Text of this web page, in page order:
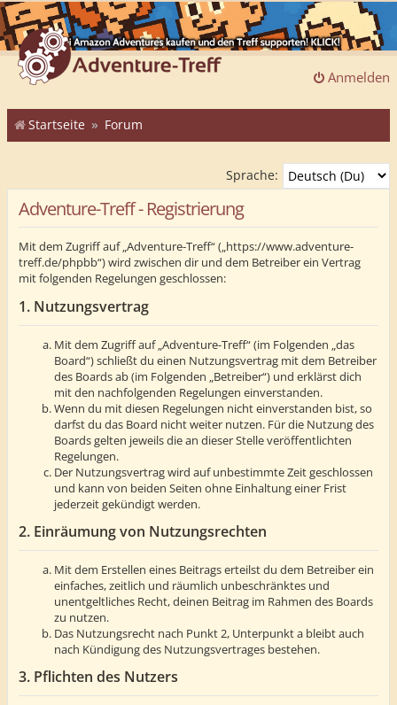
Anmelden
Startseite Forum
Sprache:
Adventure-Treff - Registrierung
Mit dem Zugriff auf „Adventure-Treff“ („https://www.adventure-
treff.de/phpbb“) wird zwischen dir und dem Betreiber ein Vertrag
mit folgenden Regelungen geschlossen:
1. Nutzungsvertrag
Mit dem Zugriff auf „Adventure-Treff“ (im Folgenden „das
Board“) schließt du einen Nutzungsvertrag mit dem Betreiber
des Boards ab (im Folgenden „Betreiber“) und erklärst dich
mit den nachfolgenden Regelungen einverstanden.
Wenn du mit diesen Regelungen nicht einverstanden bist, so
darfst du das Board nicht weiter nutzen. Für die Nutzung des
Boards gelten jeweils die an dieser Stelle veröffentlichten
Regelungen.
Der Nutzungsvertrag wird auf unbestimmte Zeit geschlossen
und kann von beiden Seiten ohne Einhaltung einer Frist
jederzeit gekündigt werden.
2. Einräumung von Nutzungsrechten
Mit dem Erstellen eines Beitrags erteilst du dem Betreiber ein
einfaches, zeitlich und räumlich unbeschränktes und
unentgeltliches Recht, deinen Beitrag im Rahmen des Boards
zu nutzen.
Das Nutzungsrecht nach Punkt 2, Unterpunkt a bleibt auch
nach Kündigung des Nutzungsvertrages bestehen.
3. Pflichten des Nutzers